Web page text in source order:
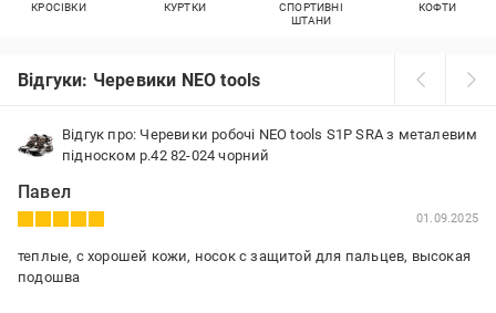
КРОСІВКИ КУРТКИ
СПОРТИВНІ
ШТАНИ
КОФТИ
Відгуки: Черевики NEO tools
Відгук про: Черевики робочі NEO tools S1P SRA з металевим
підноском р.42 82-024 чорний
Павел
01.09.2025
теплые, с хорошей кожи, носок с защитой для пальцев, высокая
подошва